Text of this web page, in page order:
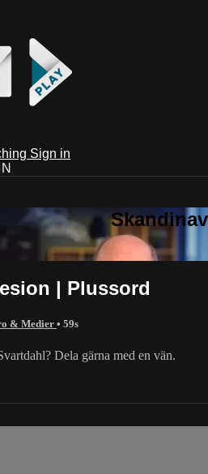
Sign in
| Plussord
& Medier • 59s
Dela gärna med en vän.